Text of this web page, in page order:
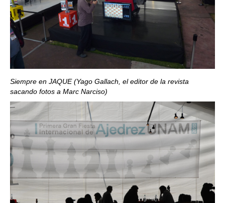
Siempre en JAQUE (Yago Gallach, el editor de la revista
sacando fotos a Marc Narciso)